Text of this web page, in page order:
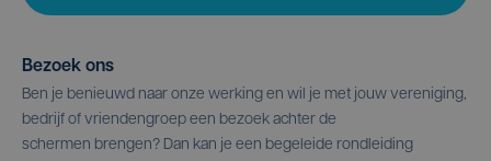
Bezoek ons
Ben je benieuwd naar onze werking en wil je met jouw vereniging,
bedrijf of vriendengroep een bezoek achter de
schermen brengen? Dan kan je een begeleide rondleiding